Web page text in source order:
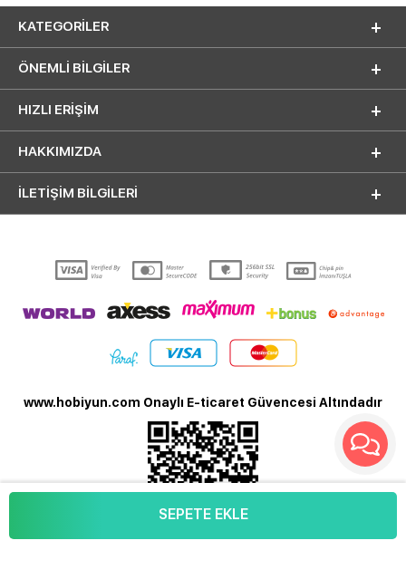
SEPETE EKLE
KATEGORILER
ÖNEMLI BILGILER
HIZLI ERIŞIM
HAKKIMIZDA
İLETİŞİM BİLGİLERİ
www.hobiyun.com Onaylı E-ticaret Güvencesi Altındadır